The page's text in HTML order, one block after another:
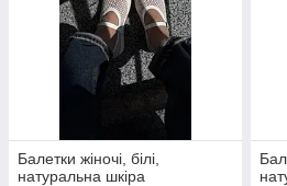
Балетки жіночі, білі,
натуральна шкіра